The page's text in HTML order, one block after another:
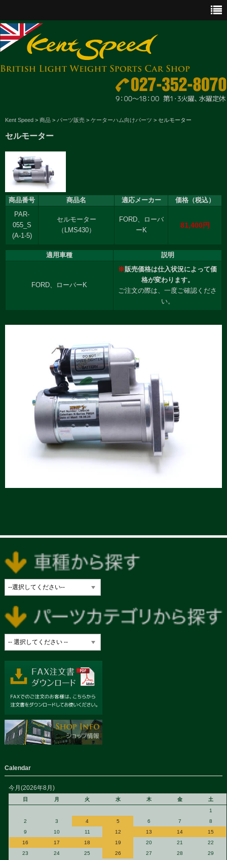
CAR SALES
PARTS
ENGINE MAINTENANCE
OTHER WORKS
GOODS & ACCESSORIES
OUTLINE
Kent Speed > 商品 > パーツ販売 > ケーターハム向けパーツ > セルモーター
セルモーター
商品番号 商品名 適応メーカー
価格（税込）
PAR-
055_S
(A-1-5)
セルモーター
（LMS430）
FORD、ローバ
ーK
81,400円
適用車種 説明
FORD、ローバーK
※販売価格は仕入状況によって価
格が変わります。
ご注文の際は、一度ご確認くださ
い。
Calendar
今月(2026年8月)
日 月 火 水 木 金
土
1
2
3 4 5 6 7
8
9
10 11 12 13 14
15
16
17 18 19 20 21
22
23
24 25 26 27 28
29